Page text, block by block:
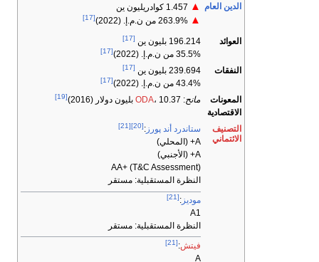
الدين العام
▲
▲
[17]
العوائد 196.214 بليون ين [17]
35.5% من ن.م.إ. (2022) [17]
النفقات 239.694 بليون ين [17]
43.4% من ن.م.إ. (2022) [17]
المعونات
الاقتصادية
مانح:
ODA، 10.37 بليون دولار (2016) [19]
التصنيف
الائتماني
ستاندرد أند پورز :
[20]
[21]
A+ (المحلي)
A+ (الأجنبي)
AA+ (T&C Assessment)
النظرة المستقبلية: مستقر
موديز :
[21]
A1
النظرة المستقبلية: مستقر
فيتش:
[21]
A